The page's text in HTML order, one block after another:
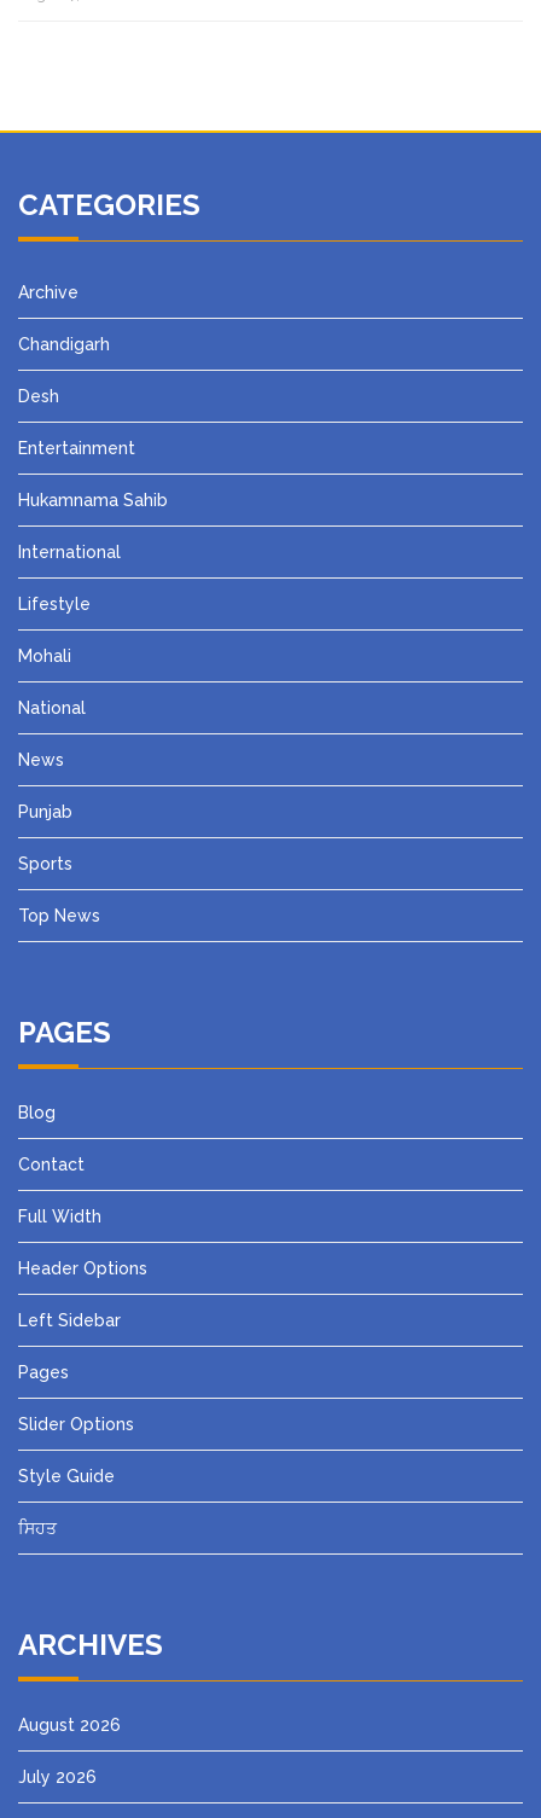
CATEGORIES
Archive
Chandigarh
Desh
Entertainment
Hukamnama Sahib
International
Lifestyle
Mohali
National
News
Punjab
Sports
Top News
PAGES
Blog
Contact
Full Width
Header Options
Left Sidebar
Pages
Slider Options
Style Guide
ਸਿਹਤ
ARCHIVES
August 2026
July 2026